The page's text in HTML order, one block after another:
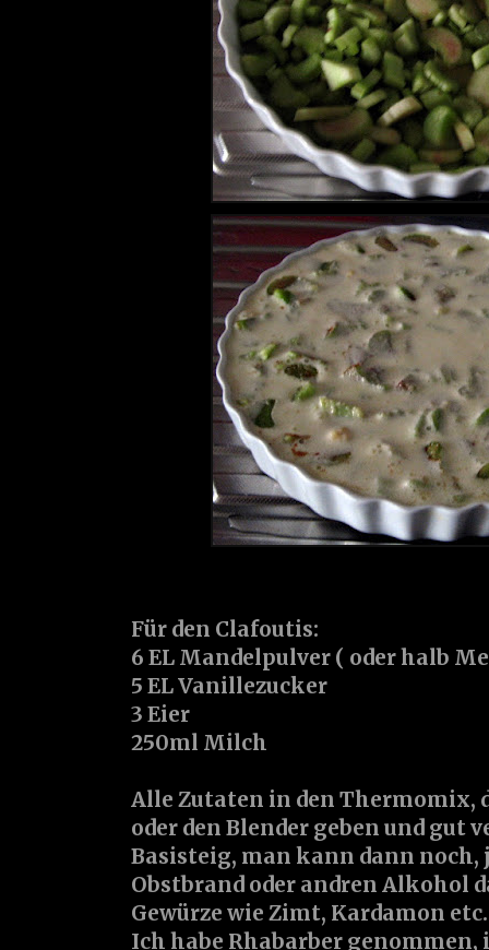
Für den Clafoutis:
6 EL Mandelpulver ( oder halb
5 EL Vanillezucker
3 Eier
250ml Milch
Alle Zutaten in den Thermomix,
oder den Blender geben und gut
Basisteig, man kann dann noch,
Obstbrand oder andren Alkohol
Gewürze wie Zimt, Kardamon etc.
Ich habe Rhabarber